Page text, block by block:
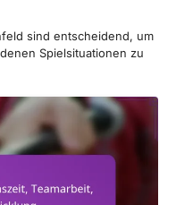
sind entscheidend, um
Spielsituationen zu